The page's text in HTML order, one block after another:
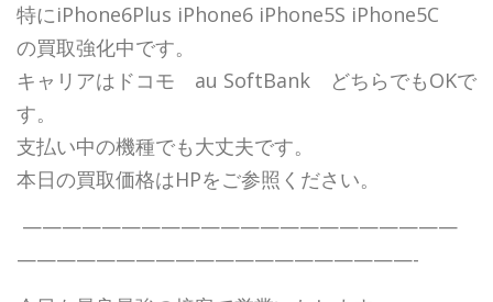
特にiPhone6Plus iPhone6 iPhone5S iPhone5C
の買取強化中です。
キャリアはドコモ au SoftBank どちらでもOKで
す。
支払い中の機種でも大丈夫です。
本日の買取価格はHPをご参照ください。
——————————————————————
————————————————————-